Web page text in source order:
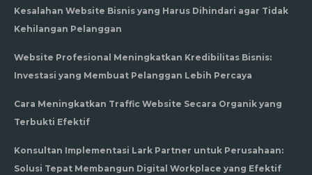
Kesalahan Website Bisnis yang Harus Dihindari agar Tidak
Kehilangan Pelanggan
Website Profesional Meningkatkan Kredibilitas Bisnis:
Investasi yang Membuat Pelanggan Lebih Percaya
Cara Meningkatkan Traffic Website Secara Organik yang
Terbukti Efektif
Konsultan Implementasi Lark Partner untuk Perusahaan:
Solusi Tepat Membangun Digital Workplace yang Efektif